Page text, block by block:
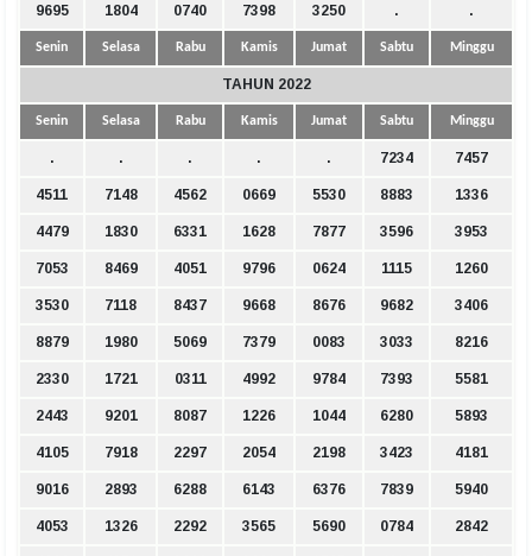
9695 1804 0740 7398 3250 . .
Senin Selasa Rabu Kamis Jumat Sabtu Minggu
TAHUN 2022
Senin Selasa Rabu Kamis Jumat Sabtu Minggu
. . . . . 7234 7457
4511 7148 4562 0669 5530 8883 1336
4479 1830 6331 1628 7877 3596 3953
7053 8469 4051 9796 0624 1115 1260
3530 7118 8437 9668 8676 9682 3406
8879 1980 5069 7379 0083 3033 8216
2330 1721 0311 4992 9784 7393 5581
2443 9201 8087 1226 1044 6280 5893
4105 7918 2297 2054 2198 3423 4181
9016 2893 6288 6143 6376 7839 5940
4053 1326 2292 3565 5690 0784 2842